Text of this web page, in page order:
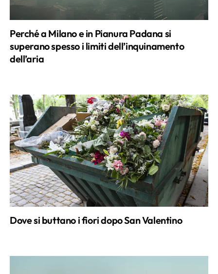
Perché a Milano e in Pianura Padana si
superano spesso i limiti dell’inquinamento
dell’aria
Dove si buttano i fiori dopo San Valentino